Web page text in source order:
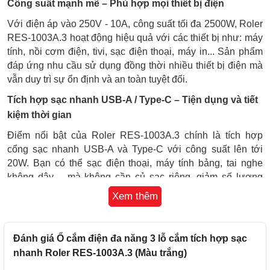
Công suất mạnh mẽ – Phù hợp mọi thiết bị điện
Với điện áp vào 250V - 10A, công suất tối đa 2500W, Roler
RES-1003A.3 hoạt động hiệu quả với các thiết bị như: máy
tính, nồi cơm điện, tivi, sạc điện thoại, máy in... Sản phẩm
đáp ứng nhu cầu sử dụng đồng thời nhiều thiết bị điện mà
vẫn duy trì sự ổn định và an toàn tuyệt đối.
Tích hợp sạc nhanh USB-A / Type-C – Tiện dụng và tiết
kiệm thời gian
Điểm nổi bật của Roler RES-1003A.3 chính là tích hợp
cổng sạc nhanh USB-A và Type-C với công suất lên tới
20W. Bạn có thể sạc điện thoại, máy tính bảng, tai nghe
không dây… mà không cần củ sạc riêng, giảm số lượng
thiết bị cắm, tăng sự gọn gàng và tiện dụng trên bàn làm
Vật liệu cao cấp – An toàn chống cháy, chống rò rỉ điện
Sản phẩm sử dụng vỏ nhựa ABS siêu bền, chịu nhiệt lên
đến 850°C, giúp chống cháy, chống rò điện, đảm bảo độ
Xem thêm
Đánh giá Ổ cắm điện đa năng 3 lỗ cắm tích hợp sạc
nhanh Roler RES-1003A.3 (Màu trắng)